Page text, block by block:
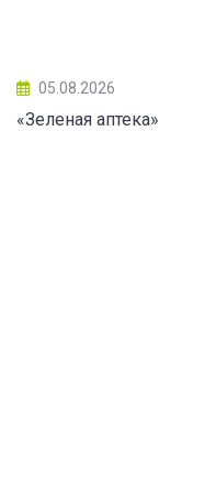
05.08.2026
«Зеленая аптека»